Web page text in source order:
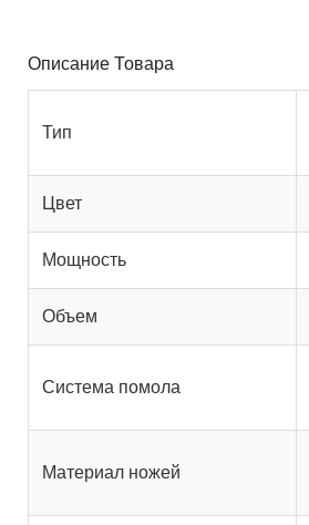
Описание Товара
Тип
Цвет
Мощность
Объем
Система помола
Материал ножей